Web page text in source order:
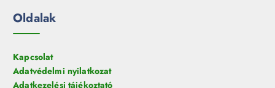
Oldalak
Kapcsolat
Adatvédelmi nyilatkozat
Adatkezelési tájékoztató